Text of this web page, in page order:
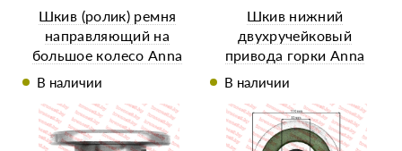
Шкив (ролик) ремня
направляющий на
большое колесо Anna
В наличии
Шкив нижний
двухручейковый
привода горки Anna
В наличии